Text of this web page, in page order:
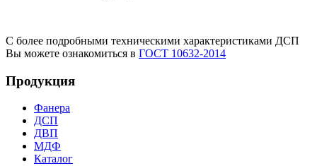
С более подробными техническими характеристиками ДСП
Вы можете ознакомиться в ГОСТ 10632-2014
Продукция
Фанера
ДСП
ДВП
МДФ
Каталог